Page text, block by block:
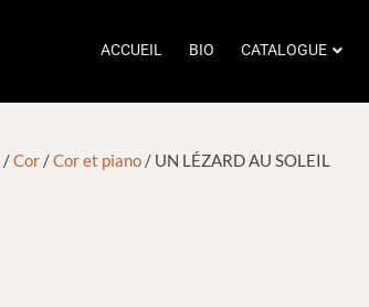
ACCUEIL BIO CATALOGUE
/Cor /Cor et piano / UN LÉZARD AU SOLEIL